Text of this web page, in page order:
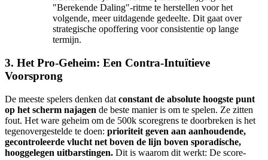
"Berekende Daling"-ritme te herstellen voor het
volgende, meer uitdagende gedeelte. Dit gaat over
strategische opoffering voor consistentie op lange
termijn.
3. Het Pro-Geheim: Een Contra-Intuïtieve
Voorsprong
De meeste spelers denken dat constant de absolute hoogste punt
op het scherm najagen de beste manier is om te spelen. Ze zitten
fout. Het ware geheim om de 500k scoregrens te doorbreken is het
tegenovergestelde te doen: prioriteit geven aan aanhoudende,
gecontroleerde vlucht net boven de lijn boven sporadische,
hooggelegen uitbarstingen. Dit is waarom dit werkt: De score-